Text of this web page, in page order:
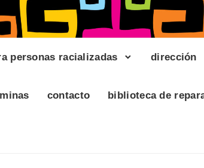
personas racializadas dirección
contacto biblioteca de